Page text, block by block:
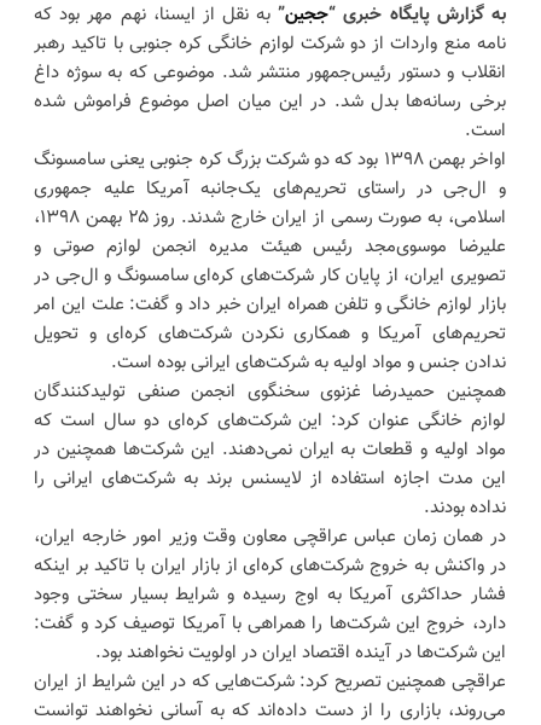
به گزارش پایگاه خبری “ججین” به نقل از ایسنا، نهم مهر بود که
نامه منع واردات از دو شرکت لوازم خانگی کره جنوبی با تاکید رهبر
انقلاب و دستور رئیس‌جمهور منتشر شد. موضوعی که به سوژه داغ
برخی رسانه‌ها بدل شد. در این میان اصل موضوع فراموش شده
است.
اواخر بهمن ۱۳۹۸ بود که دو شرکت بزرگ کره جنوبی یعنی سامسونگ
و ال‌جی در راستای تحریم‌های یک‌جانبه آمریکا علیه جمهوری
اسلامی، به صورت رسمی از ایران خارج شدند. روز ۲۵ بهمن ۱۳۹۸،
علیرضا موسوی‌مجد رئیس هیئت مدیره انجمن لوازم صوتی و
تصویری ایران، از پایان کار شرکت‌های کره‌ای سامسونگ و ال‌جی در
بازار لوازم خانگی و تلفن همراه ایران خبر داد و گفت: علت این امر
تحریم‌های آمریکا و همکاری نکردن شرکت‌های کره‌ای و تحویل
ندادن جنس و مواد اولیه به شرکت‌های ایرانی بوده است.
همچنین حمیدرضا غزنوی سخنگوی انجمن صنفی تولیدکنندگان
لوازم خانگی عنوان کرد: این شرکت‌های کره‌ای دو سال است که
مواد اولیه و قطعات به ایران نمی‌دهند. این شرکت‌ها همچنین در
این مدت اجازه استفاده از لایسنس برند به شرکت‌های ایرانی را
نداده بودند.
در همان زمان عباس عراقچی معاون وقت وزیر امور خارجه ایران،
در واکنش به خروج شرکت‌های کره‌ای از بازار ایران با تاکید بر اینکه
فشار حداکثری آمریکا به اوج رسیده و شرایط بسیار سختی وجود
دارد، خروج این شرکت‌ها را همراهی با آمریکا توصیف کرد و گفت:
این شرکت‌ها در آینده اقتصاد ایران در اولویت نخواهند بود.
عراقچی همچنین تصریح کرد: شرکت‌هایی که در این شرایط از ایران
می‌روند، بازاری را از دست داده‌اند که به آسانی نخواهند توانست